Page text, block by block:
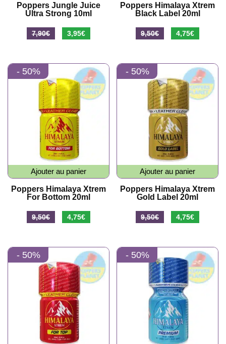
Poppers Jungle Juice
Ultra Strong 10ml
7,90€
Le
était :
7,90€.
3,95€
est :
3,95€.
Poppers Himalaya Xtrem
Black Label 20ml
9,50€
Le
était :
9,50€.
4,75€
est :
4,75€.
- 50%
Ajouter au panier
Poppers Himalaya Xtrem
For Bottom 20ml
9,50€
Le
était :
9,50€.
4,75€
est :
4,75€.
- 50%
Ajouter au panier
Poppers Himalaya Xtrem
Gold Label 20ml
9,50€
Le
était :
9,50€.
4,75€
est :
4,75€.
- 50% - 50%